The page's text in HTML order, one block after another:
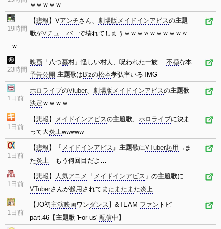
ｗｗｗｗｗ
19時間
【悲報 】Vアンチさん、 劇場版 メイドインアビスの主題
歌がVチューバーで壊れてしまうｗｗｗｗｗｗｗｗｗｗ
ｗ
23時間
映画 「八つ墓村」怪しい村人、呪われた一族… 不穏な本
予告公開 主題歌は B'zの松本孝弘率いるTMG
1日前
ホロライブのVtuber、 劇場版 メイドインアビスの主題歌
決定 ｗｗｗｗ
1日前
【悲報 】 メイドインアビスの主題歌、 ホロライブに決ま
って大炎上wwwww
1日前
【悲報 】『 メイドインアビス』 主題歌にVTuber起用 →ま
た炎上 もう何回目だよ…
1日前
【悲報 】 人気アニメ 「 メイドインアビス 」の主題歌に
VTuberさんが起用 されてま たまたま た炎上
1日前
【JO初主演映画ワンダンス 】&TEAM ファン トピ
part.46【主題歌 'For us' 配信中】